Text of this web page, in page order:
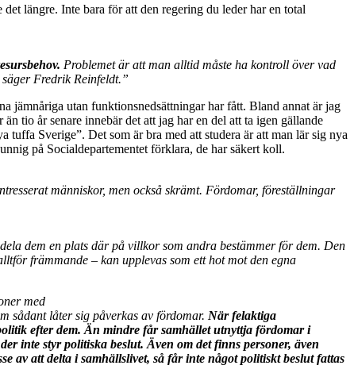
längre. Inte bara för att den regering du leder har en total
Problemet är att man alltid måste ha kontroll över vad
Fredrik Reinfeldt.”
jämnåriga utan funktionsnedsättningar har fått. Bland annat är jag
tio år senare innebär det att jag har en del att ta igen gällande
Sverige”. Det som är bra med att studera är att man lär sig nya
på Socialdepartementet förklara, de har säkert koll.
människor, men också skrämt. Fördomar, föreställningar
dem en plats där på villkor som andra bestämmer för dem. Den
främmande – kan upplevas som ett hot mot den egna
med
sådant låter sig påverkas av fördomar. När felaktiga
efter dem. Än mindre får samhället utnyttja fördomar i
inte styr politiska beslut. Även om det finns personer, även
av att delta i samhällslivet, så får inte något politiskt beslut fattas